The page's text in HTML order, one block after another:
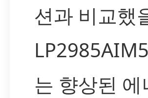
션과 비교했
는 향상된